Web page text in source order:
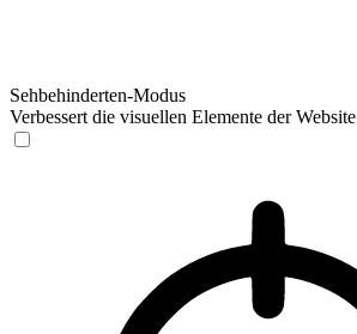
Sehbehinderten-Modus
Verbessert die visuellen Elemente der Website